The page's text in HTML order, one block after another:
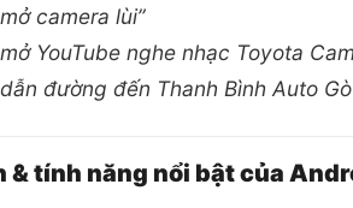
camera lùi”
YouTube nghe nhạc Toyota
đường đến Thanh Bình Auto
& tính năng nổi bật của